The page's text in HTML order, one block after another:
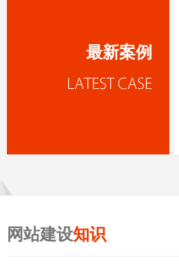
最新案例
网站建设知识